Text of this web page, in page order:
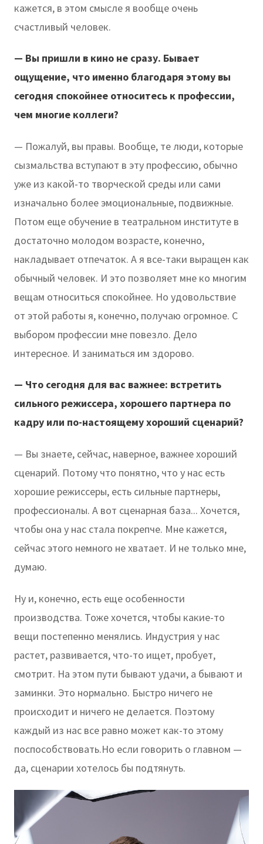
кажется, в этом смысле я вообще очень
счастливый человек.
— Вы пришли в кино не сразу. Бывает
ощущение, что именно благодаря этому вы
сегодня спокойнее относитесь к профессии,
чем многие коллеги?
— Пожалуй, вы правы. Вообще, те люди, которые
сызмальства вступают в эту профессию, обычно
уже из какой-то творческой среды или сами
изначально более эмоциональные, подвижные.
Потом еще обучение в театральном институте в
достаточно молодом возрасте, конечно,
накладывает отпечаток. А я все-таки выращен как
обычный человек. И это позволяет мне ко многим
вещам относиться спокойнее. Но удовольствие
от этой работы я, конечно, получаю огромное. С
выбором профессии мне повезло. Дело
интересное. И заниматься им здорово.
— Что сегодня для вас важнее: встретить
сильного режиссера, хорошего партнера по
кадру или по-настоящему хороший сценарий?
— Вы знаете, сейчас, наверное, важнее хороший
сценарий. Потому что понятно, что у нас есть
хорошие режиссеры, есть сильные партнеры,
профессионалы. А вот сценарная база... Хочется,
чтобы она у нас стала покрепче. Мне кажется,
сейчас этого немного не хватает. И не только мне,
думаю.
Ну и, конечно, есть еще особенности
производства. Тоже хочется, чтобы какие-то
вещи постепенно менялись. Индустрия у нас
растет, развивается, что-то ищет, пробует,
смотрит. На этом пути бывают удачи, а бывают и
заминки. Это нормально. Быстро ничего не
происходит и ничего не делается. Поэтому
каждый из нас все равно может как-то этому
поспособствовать.Но если говорить о главном —
да, сценарии хотелось бы подтянуть.